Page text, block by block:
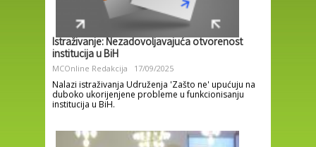
Istraživanje: Nezadovoljavajuća otvorenost
institucija u BiH
MCOnline Redakcija 17/09/2025
Nalazi istraživanja Udruženja 'Zašto ne' upućuju na
duboko ukorijenjene probleme u funkcionisanju
institucija u BiH.